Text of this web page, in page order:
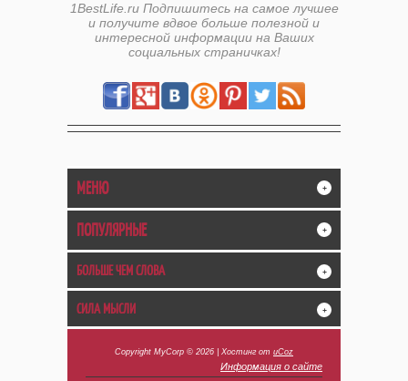
1BestLife.ru Подпишитесь на самое лучшее
и получите вдвое больше полезной и
интересной информации на Ваших
социальных страничках!
МЕНЮ +
ПОПУЛЯРНЫЕ +
БОЛЬШЕ ЧЕМ СЛОВА +
СИЛА МЫСЛИ +
Copyright MyCorp © 2026 Хостинг от uCoz
Информация о сайте